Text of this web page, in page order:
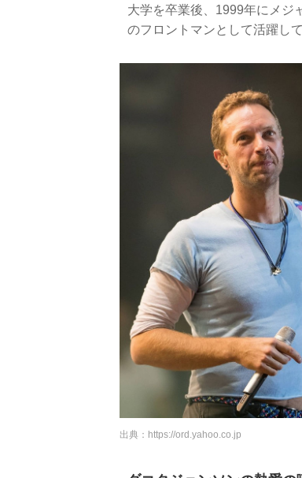
大学を卒業後、1999年にメジ
のフロントマンとして活躍して
出典： https://ord.yahoo.co.jp